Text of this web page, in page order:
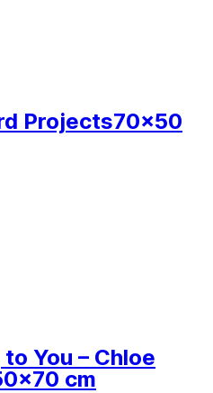
Projects70x50
You – Chloe
cm